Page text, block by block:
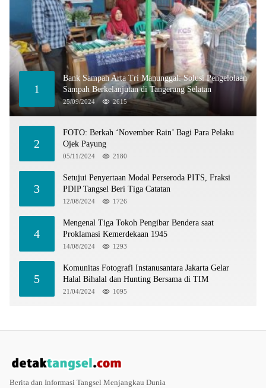
1
Bank Sampah Arta Tri Manunggal: Solusi Pengelolaan
Sampah Berkelanjutan di Tangerang Selatan
25/09/2024 2615
2
FOTO: Berkah ‘November Rain’ Bagi Para Pelaku
Ojek Payung
05/11/2024 2180
3
Setujui Penyertaan Modal Perseroda PITS, Fraksi
PDIP Tangsel Beri Tiga Catatan
12/08/2024 1726
4
Mengenal Tiga Tokoh Pengibar Bendera saat
Proklamasi Kemerdekaan 1945
14/08/2024 1293
5
Komunitas Fotografi Instanusantara Jakarta Gelar
Halal Bihalal dan Hunting Bersama di TIM
21/04/2024 1095
Berita dan Informasi Tangsel Menjangkau Dunia